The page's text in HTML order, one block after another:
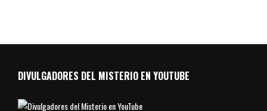
DIVULGADORES DEL MISTERIO EN YOUTUBE